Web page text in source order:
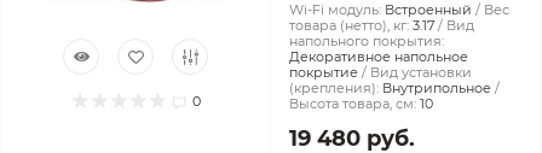
0
Wi-Fi модуль: Встроенный
Вес
товара (нетто), кг: 3.17
Вид
напольного покрытия:
Декоративное напольное
покрытие
Вид установки
(крепления): Внутрипольное
Высота товара, см: 10
19 480 руб.